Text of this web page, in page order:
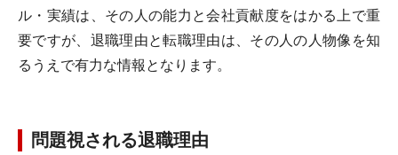
ル・実績は、その人の能力と会社貢献度をはかる上で重
要ですが、退職理由と転職理由は、その人の人物像を知
るうえで有力な情報となります。
問題視される退職理由